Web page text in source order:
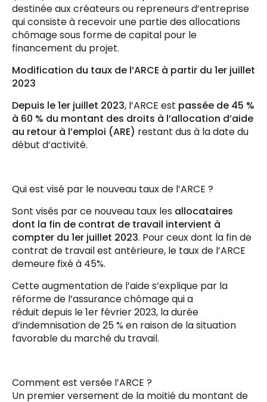
destinée aux créateurs ou repreneurs d’entreprise
qui consiste à recevoir une partie des allocations
chômage sous forme de capital pour le
financement du projet.
Modification du taux de l’ARCE à partir du 1er juillet
2023
Depuis le 1er juillet 2023, l’ARCE est passée de 45 %
à 60 % du montant des droits à l’allocation d’aide
au retour à l’emploi (ARE) restant dus à la date du
début d’activité.
Qui est visé par le nouveau taux de l’ARCE ?
Sont visés par ce nouveau taux les allocataires
dont la fin de contrat de travail intervient à
compter du 1er juillet 2023. Pour ceux dont la fin de
contrat de travail est antérieure, le taux de l’ARCE
demeure fixé à 45%.
Cette augmentation de l’aide s’explique par la
réforme de l’assurance chômage qui a
réduit depuis le 1er février 2023, la durée
d’indemnisation de 25 % en raison de la situation
favorable du marché du travail.
Comment est versée l’ARCE ?
Un premier versement de la moitié du montant de